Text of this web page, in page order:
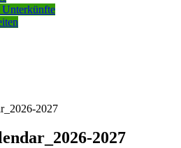
2027
2027